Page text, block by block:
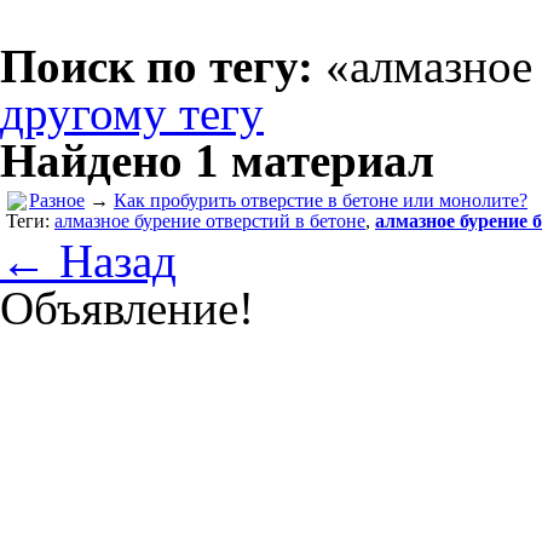
Поиск по тегу:
другому тегу
Найдено 1 материал
Разное → Как пробурить отверстие в бетоне или монолите?
Теги: алмазное бурение отверстий в бетоне, алмазное бурение
← Назад
Объявление!